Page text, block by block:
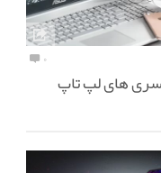
۰
های لپ تاپ